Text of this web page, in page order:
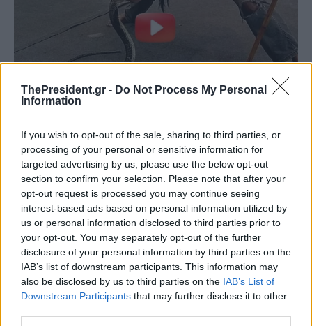
ThePresident.gr - Do Not Process My Personal
Information
If you wish to opt-out of the sale, sharing to third parties, or
processing of your personal or sensitive information for
targeted advertising by us, please use the below opt-out
section to confirm your selection. Please note that after your
opt-out request is processed you may continue seeing
interest-based ads based on personal information utilized by
us or personal information disclosed to third parties prior to
your opt-out. You may separately opt-out of the further
disclosure of your personal information by third parties on the
IAB’s list of downstream participants. This information may
also be disclosed by us to third parties on the IAB’s List of
Downstream Participants that may further disclose it to other